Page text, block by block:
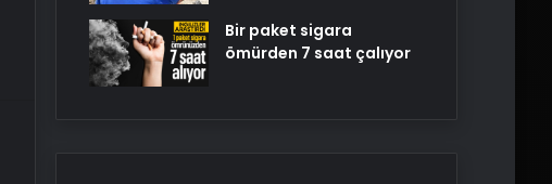
Bir paket sigara
ömürden 7 saat çalıyor